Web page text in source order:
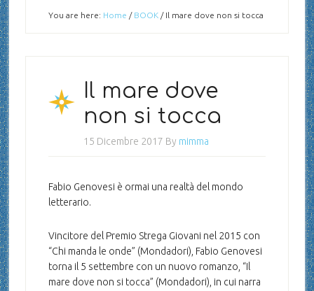
You are here: Home / BOOK /Il mare dove non si tocca
Il mare dove
non si tocca
15 Dicembre 2017 By mimma
Fabio Genovesi è ormai una realtà del mondo
letterario.
Vincitore del Premio Strega Giovani nel 2015 con
“Chi manda le onde” (Mondadori), Fabio Genovesi
torna il 5 settembre con un nuovo romanzo, “Il
mare dove non si tocca” (Mondadori), in cui narra